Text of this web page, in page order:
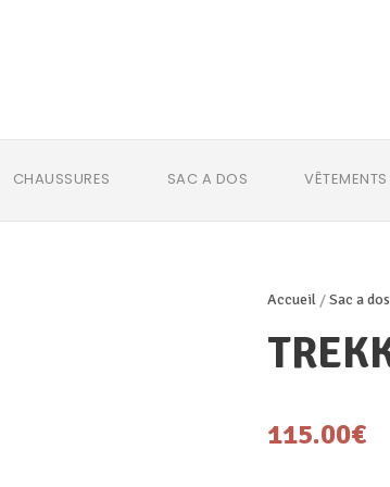
CHAUSSURES SAC A DOS VÊTEMENTS
Accueil /Sac a dos
115.00€